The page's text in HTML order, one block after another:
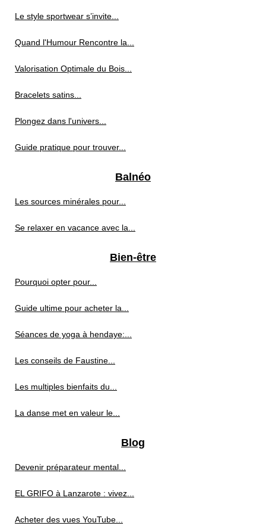
Le style sportwear s’invite...
Quand l'Humour Rencontre la...
Valorisation Optimale du Bois...
Bracelets satins...
Plongez dans l'univers...
Guide pratique pour trouver...
Balnéo
Les sources minérales pour...
Se relaxer en vacance avec la...
Bien-être
Pourquoi opter pour...
Guide ultime pour acheter la...
Séances de yoga à hendaye:...
Les conseils de Faustine...
Les multiples bienfaits du...
La danse met en valeur le...
Blog
Devenir préparateur mental...
EL GRIFO à Lanzarote : vivez...
Acheter des vues YouTube...